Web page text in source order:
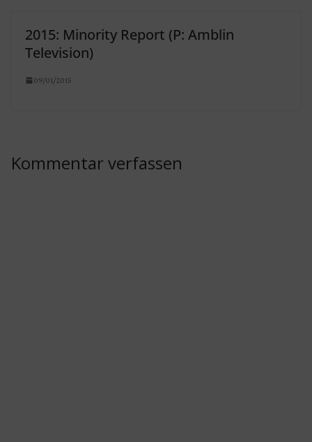
2015: Minority Report (P: Amblin
Television)
09/01/2015
Kommentar verfassen